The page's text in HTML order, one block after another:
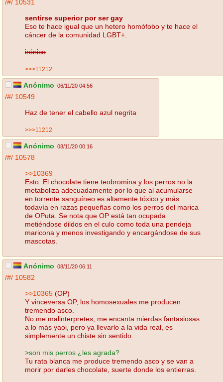
/#/ 10531
sentirse superior por ser gay
Eso te hace igual que un hetero homófobo y te hace el
cáncer de la comunidad LGBT+.
irónico
>>>11212
Anónimo 06/11/20 04:56
/#/ 10549
Haz de tener el cabello azul negrita
>>>11212
Anónimo 08/11/20 00:16
/#/ 10578
>>10369
Esto. El chocolate tiene teobromina y los perros no la
metaboliza adecuadamente por lo que al acumularse
en torrente sanguíneo es altamente tóxico y más
todavía en razas pequeñas como los perros del marica
de OPuta. Se nota que OP está tan ocupada
metiéndose dildos en el culo como toda una pendeja
maricona y menos investigando y encargándose de sus
mascotas.
Anónimo 08/11/20 06:11
/#/ 10582
>>10365 (OP)
Y vinceversa OP, los homosexuales me producen
tremendo asco.
No me malinterpretes, me encanta mierdas fantasiosas
a lo más yaoi, pero ya llevarlo a la vida real, es
simplemente un chiste sin sentido.
>son mis perros ¿les agrada?
Tu rata blanca me produce tremendo asco y se van a
morir por darles chocolate, suerte donde los entierras.